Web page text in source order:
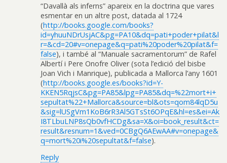
“Davallà als inferns” apareix en la doctrina que vares
esmentar en un altre post, datada al 1724
(http://books.google.com/books?
id=yhuuNDrUsjAC&pg=PA10&dq=pati+poder+pilat&l
r=&cd=20#v=onepage&q=pati%20poder%20pilat&f=
false), i també al “Manuale sacramentorum” de Rafel
Albertí i Pere Onofre Oliver (sota l’edició del bisbe
Joan Vich i Manrique), publicada a Mallorca l’any 1601
(http://books.google.es/books?id=Y-
KKEN5RqjsC&pg=PA85&lpg=PA85&dq=%22mort+i+
sepultat%22+Mallorca&source=bl&ots=qom84lqD5u
&sig=lUSgVm1KoB6rR3Al5GTsSt6OPqE&hl=es&ei=Ak
I8TLbuLNP8sQb0vfHCDg&sa=X&oi=book_result&ct=
result&resnum=1&ved=0CBgQ6AEwAA#v=onepage&
q=mort%20i%20sepultat&f=false).
Reply